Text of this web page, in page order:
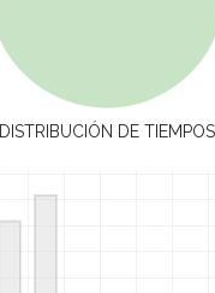
DISTRIBUCIÓN DE TIEMPOS